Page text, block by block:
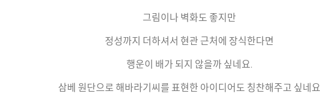
그림이나 벽화도 좋지만
정성까지 더하셔서 현관 근처에 장식한다면
행운이 배가 되지 않을까 싶네요.
삼베 원단으로 해바라기씨를 표현한 아이디어도 칭찬해주고 싶네요.